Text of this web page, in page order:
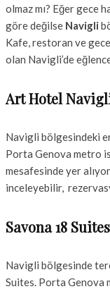
olmaz mı? Eğer gece
göre değilse Navigli
Kafe, restoran ve
olan Navigli’de
Art Hotel
Navigli bölgesindeki
Porta Genova metro
mesafesinde yer
inceleyebilir,
Savona 18 Suites
Navigli bölgesinde
Suites. Porta Genova